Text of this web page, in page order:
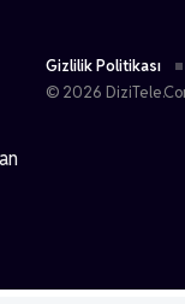
Gizlilik Politikası
© 2026